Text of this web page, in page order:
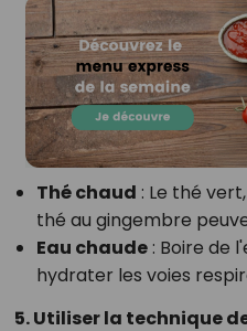
Thé chaud : Le thé
thé au gingembre
Eau chaude: Boire de
hydrater les voies
5. Utiliser la technique